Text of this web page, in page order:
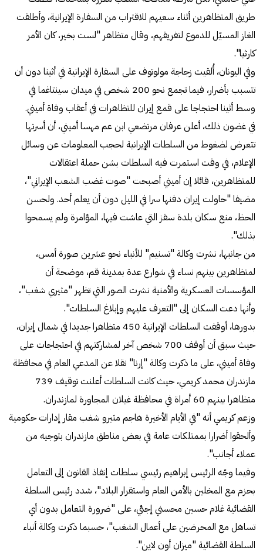
طريق المتظاهرين أثناء سعيهم للاقتراب من السفارة الإيرانية، وأطلقت
الغاز المسيّل للدموع لتفريقهم، وقال متظاهر "لست بخير، كان الأمر
كارثيا".
وفي اليونان، أُلقيت زجاجة مولوتوف على السفارة الإيرانية في أثينا دون أن
تتسبب بأضرار، فيما تجمع نحو 200 شخص في ميدان سينتاغما في
وسط أثينا احتجاجا على قمع إيران للتظاهرات في أعقاب وفاة أميني.
في غضون ذلك، أعلن عرفان مرتضعي ابن عم مهسا أميني، أن أسرتها
تتعرض لضغوط من السلطات الإيرانية لحجب المعلومات عن وسائل
الإعلام، في وقت استمرت فيه السلطات بشن حملة اعتقالات
للمتظاهرين، قائلا إن أميني أصبحت "صوت غضب الشعب الإيراني"،
مضيفا "حاولت إيران دفنها سرا في الليل دون أن يعلم أحد. ولحسن
الحظ، منع سكان بلدة سقز التي عاشت فيها، المؤامرة ولم يسمحوا
بذلك".
من جانبها، نشرت وكالة "تسنيم" للأنباء نحو عشرين صورة أمس،
لمتظاهرين بينهم نساء في شوارع عدة بمدينة قم، موضحة أن
المؤسسات العسكرية والأمنية نشرت الصور التي تظهر "مثيري شغب"،
وأنها دعت السكان إلى "التعرف عليهم وإبلاغ السلطات".
بدورها، أوقفت السلطات الإيرانية 450 متظاهرا جديدا في شمال إيران،
حيث سبق أن أوقف 700 شخص آخر لمشاركتهم في احتجاجات على
وفاة أميني، على ما ذكرت وكالة "إرنا" نقلا عن المدعي العام في محافظة
مازندران محمد كريمي، حيث كانت السلطات أعلنت توقيف 739
متظاهرا بينهم 60 أمراة في محافظة غيلان المجاورة لمازندران.
وزعم كريمي أنه "في الأيام الأخيرة هاجم مثيرو شغب مقار إدارات حكومية
وألحقوا أضرارا بممتلكات عامة في بعض مناطق مازندران بتوجيه من
عملاء أجانب".
وفيما وجّه الرئيس إبراهيم رئيسي سلطات إنفاذ القانون إلى التعامل
بحزم مع المخلين بالأمن العام واستقرار البلاد"، شدد رئيس السلطة
القضائية غلام حسين محسني إجئي، على "ضرورة التعامل بدون أي
تساهل مع المحرضين على أعمال الشغب"، حسبما ذكرت وكالة أنباء
السلطة القضائية "ميزان أون لاين".